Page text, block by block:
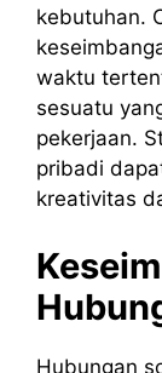
kebutuhan.
waktu
sesuatu
pekerjaan.
pribadi
kreativitas
Hubungan